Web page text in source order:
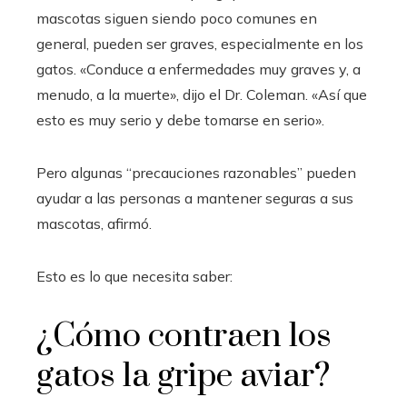
mascotas siguen siendo poco comunes en
general, pueden ser graves, especialmente en los
gatos. «Conduce a enfermedades muy graves y, a
menudo, a la muerte», dijo el Dr. Coleman. «Así que
esto es muy serio y debe tomarse en serio».
Pero algunas “precauciones razonables” pueden
ayudar a las personas a mantener seguras a sus
mascotas, afirmó.
Esto es lo que necesita saber:
¿Cómo contraen los
gatos la gripe aviar?